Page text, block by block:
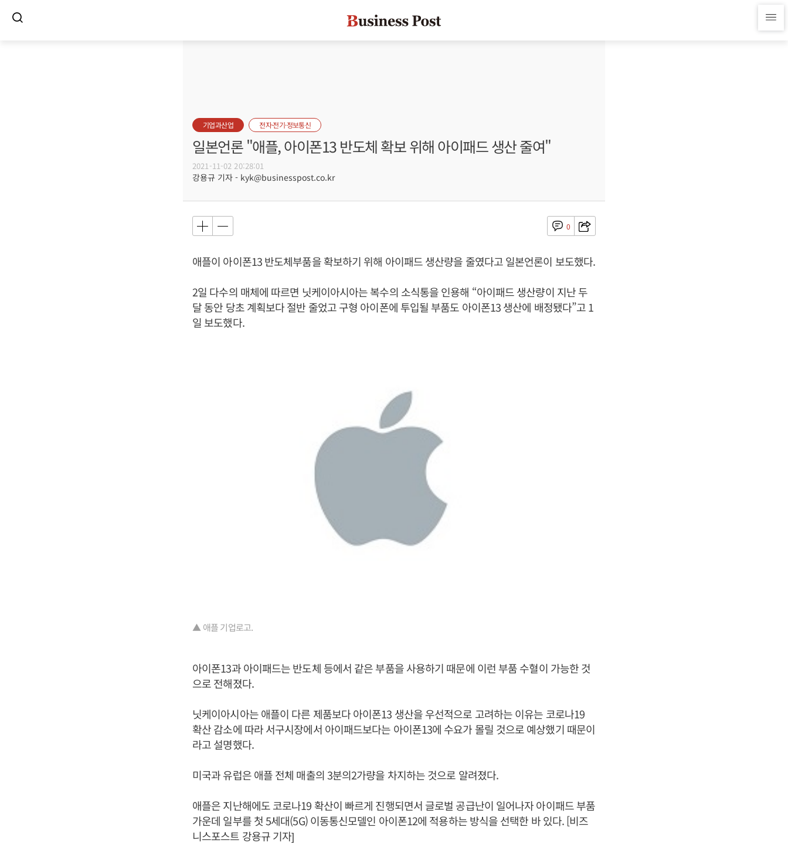
기업과산업 전자·전기·정보통신
일본언론 "애플, 아이폰13 반도체 확보 위해 아이패드 생산 줄여"
2021-11-02 20:28:01
강용규 기자 - kyk@businesspost.co.kr
0
애플이 아이폰13 반도체부품을 확보하기 위해 아이패드 생산량을 줄였다고 일본언론이 보도했다.
2일 다수의 매체에 따르면 닛케이아시아는 복수의 소식통을 인용해 “아이패드 생산량이 지난 두
달 동안 당초 계획보다 절반 줄었고 구형 아이폰에 투입될 부품도 아이폰13 생산에 배정됐다”고 1
일 보도했다.
▲ 애플 기업로고.
아이폰13과 아이패드는 반도체 등에서 같은 부품을 사용하기 때문에 이런 부품 수혈이 가능한 것
으로 전해졌다.
닛케이아시아는 애플이 다른 제품보다 아이폰13 생산을 우선적으로 고려하는 이유는 코로나19
확산 감소에 따라 서구시장에서 아이패드보다는 아이폰13에 수요가 몰릴 것으로 예상했기 때문이
라고 설명했다.
미국과 유럽은 애플 전체 매출의 3분의2가량을 차지하는 것으로 알려졌다.
애플은 지난해에도 코로나19 확산이 빠르게 진행되면서 글로벌 공급난이 일어나자 아이패드 부품
가운데 일부를 첫 5세대(5G) 이동통신모델인 아이폰12에 적용하는 방식을 선택한 바 있다. [비즈
니스포스트 강용규 기자]